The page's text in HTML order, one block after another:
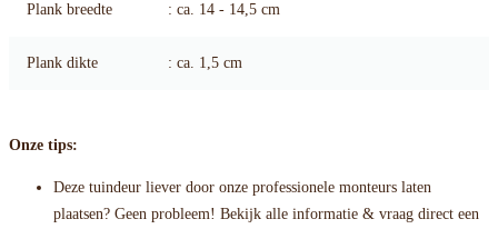
Plank breedte : ca. 14 - 14,5 cm
Plank dikte : ca. 1,5 cm
Onze tips:
Deze tuindeur liever door onze professionele monteurs laten
plaatsen? Geen probleem! Bekijk alle informatie & vraag direct een